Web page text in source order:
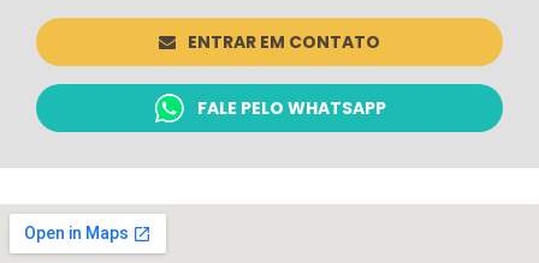
ENTRAR EM CONTATO
FALE PELO WHATSAPP